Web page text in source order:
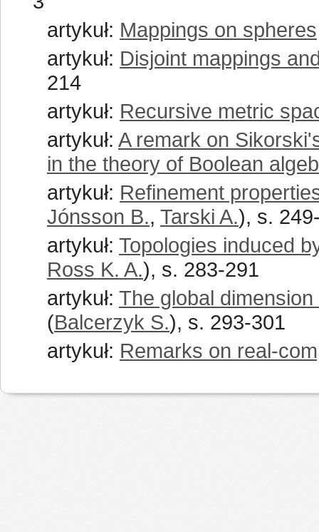
artykuł: Mappings on spheres
artykuł: Disjoint mappings
214
artykuł: Recursive metric
artykuł: A remark on
in the theory of Boolean
artykuł: Refinement
Jónsson B., Tarski A.), s.
artykuł: Topologies induced
Ross K. A.), s. 283-291
artykuł: The global
(Balcerzyk S.), s. 293-301
artykuł: Remarks on real-